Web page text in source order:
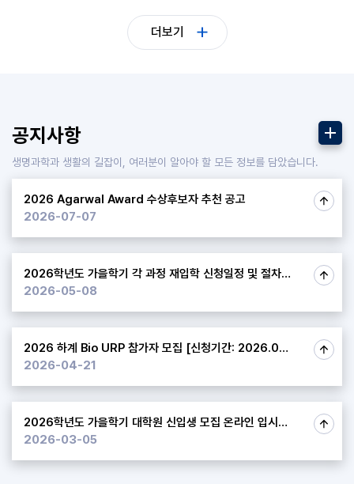
더보기
공지사항
생명과학과 생활의 길잡이, 여러분이 알아야 할 모든 정보를 담았습니다.
더보기
2026 Agarwal Award 수상후보자 추천 공고 ​
2026-07-07
2026학년도 가을학기 각 과정 재입학 신청일정 및 절차안내 Readmission Application Deadline and Procedures for the Fall Seme... ​
2026-05-08
2026 하계 Bio URP 참가자 모집 [신청기간: 2026.05.01(금) - 2026.05.11(월)] ​
2026-04-21
2026학년도 가을학기 대학원 신입생 모집 온라인 입시설명회 안내 ​
2026-03-05